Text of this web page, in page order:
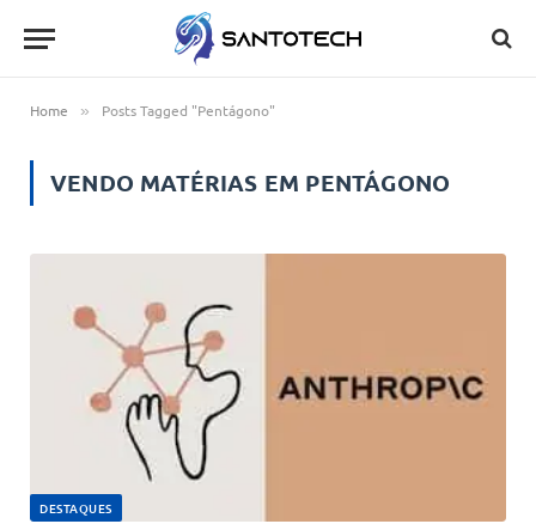
Home » Posts Tagged "Pentágono"
VENDO MATÉRIAS EM PENTÁGONO
DESTAQUES